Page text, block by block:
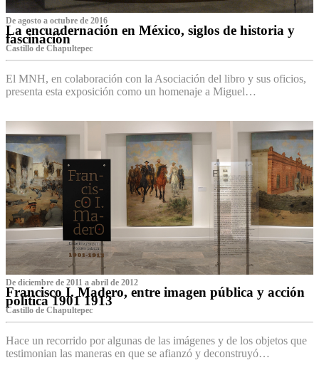
De agosto a octubre de 2016
La encuadernación en México, siglos de historia y
fascinación
Castillo de Chapultepec
El MNH, en colaboración con la Asociación del libro y sus oficios,
presenta esta exposición como un homenaje a Miguel…
De diciembre de 2011 a abril de 2012
Francisco I. Madero, entre imagen pública y acción
política 1901 1913
Castillo de Chapultepec
Hace un recorrido por algunas de las imágenes y de los objetos que
testimonian las maneras en que se afianzó y deconstruyó…